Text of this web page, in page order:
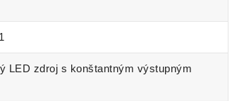
LED zdroj s konštantným výstupným